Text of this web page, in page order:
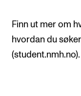
Finn ut mer om
hvordan du
(student.nmh.no).